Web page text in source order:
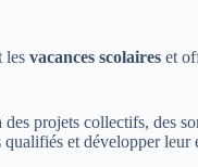
lesvacances scolaires et
projets collectifs, des
qualifiés et développer